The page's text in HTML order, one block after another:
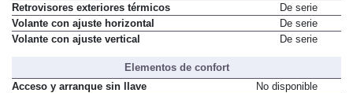
Retrovisores exteriores térmicos
De serie
Volante con ajuste horizontal
De serie
Volante con ajuste vertical
De serie
Elementos de confort
Acceso y arranque sin llave
No disponible